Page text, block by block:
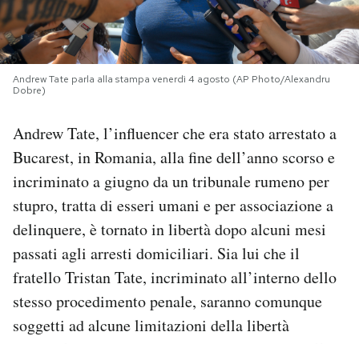
I MIEI PREFERITI
SHOP
CALENDARIO
AREA PERSONALE
Area Personale
Newsletter
Notifiche mobile
Regala il Post
Hai bisogno di aiuto?
Esci
Andrew Tate parla alla stampa venerdì 4 agosto (AP Photo/Alexandru
Dobre)
Andrew Tate, l’influencer che era stato arrestato a
Bucarest, in Romania, alla fine dell’anno scorso e
incriminato a giugno da un tribunale rumeno per
stupro, tratta di esseri umani e per associazione a
delinquere, è tornato in libertà dopo alcuni mesi
passati agli arresti domiciliari. Sia lui che il
fratello Tristan Tate, incriminato all’interno dello
stesso procedimento penale, saranno comunque
soggetti ad alcune limitazioni della libertà